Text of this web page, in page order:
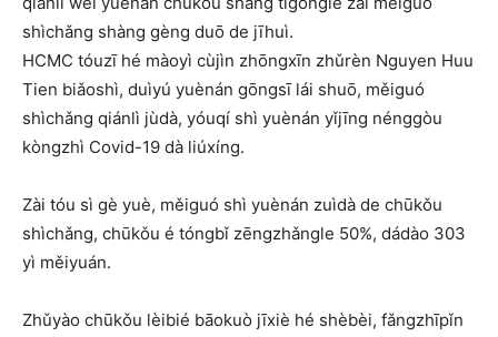
shìchǎng shàng gèng duō de jīhuì.
HCMC tóuzī hé màoyì cùjìn zhōngxīn zhǔrèn Nguyen Huu
Tien biǎoshì, duìyú yuènán gōngsī lái shuō, měiguó
shìchǎng qiánlì jùdà, yóuqí shì yuènán yǐjīng nénggòu
kòngzhì Covid-19 dà liúxíng.
Zài tóu sì gè yuè, měiguó shì yuènán zuìdà de chūkǒu
shìchǎng, chūkǒu é tóngbǐ zēngzhǎngle 50%, dádào 303
yì měiyuán.
Zhǔyào chūkǒu lèibié bāokuò jīxiè hé shèbèi, fǎngzhīpǐn